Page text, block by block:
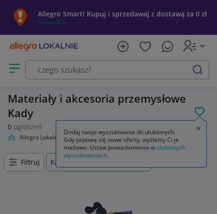
Allegro Smart! Kupuj i sprzedawaj z dostawą za 0 zł
Sprawdź »
Otwórz menu z kategoriami
szukaj
Materiały i akcesoria przemysłowe
Kady
0 ogłoszeń
Allegro Lokalnie Firma i usługi Przemysł Materiały i akcesoria
Filtruj Kady, Mazowieckie, +0 km
Dodaj swoje wyszukiwania do ulubionych.
Gdy pojawią się nowe oferty, wyślemy Ci je
mailowo. Ustaw powiadomienia w ulubionych
wyszukiwaniach.